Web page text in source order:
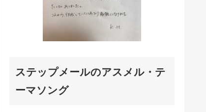
ステップメールのアスメル・テ
ーマソング